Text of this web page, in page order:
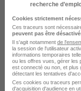
Intérim Marcy-
relations
Intérim
sociales
Parcourir toutes
Responsable
recherche
Cookies strictement
Ces traceurs sont
peuvent pas être
Il s'agit notamment de
la session de l'utilisateur
informations temporaires
ou les offres vues, gérer les
est connecté ou non, et plus
détectant les tentatives
Ces cookies ou traceurs
d'acquisition d'audience en